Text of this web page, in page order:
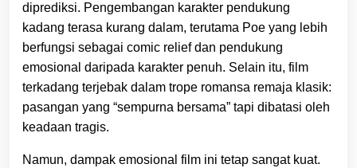
diprediksi. Pengembangan karakter pendukung
kadang terasa kurang dalam, terutama Poe yang lebih
berfungsi sebagai comic relief dan pendukung
emosional daripada karakter penuh. Selain itu, film
terkadang terjebak dalam trope romansa remaja klasik:
pasangan yang “sempurna bersama” tapi dibatasi oleh
keadaan tragis.
Namun, dampak emosional film ini tetap sangat kuat.